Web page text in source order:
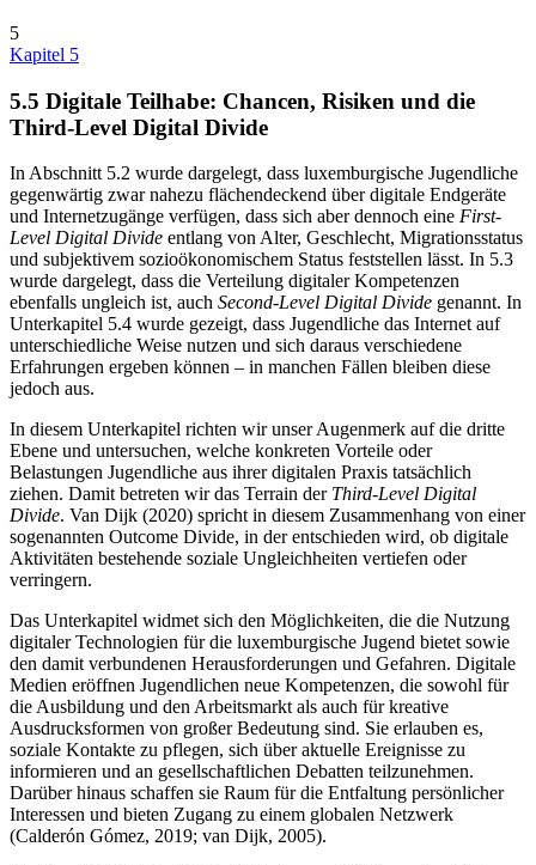
5
Kapitel 5
5.5 Digitale Teilhabe: Chancen, Risiken und die
Third‑Level Digital Divide
In Abschnitt 5.2 wurde dargelegt, dass luxemburgische Jugendliche
gegenwärtig zwar nahezu flächendeckend über digitale Endgeräte
und Internetzugänge verfügen, dass sich aber dennoch eine First-
Level Digital Divide entlang von Alter, Geschlecht, Migrationsstatus
und subjektivem sozioökonomischem Status feststellen lässt. In 5.3
wurde dargelegt, dass die Verteilung digitaler Kompetenzen
ebenfalls ungleich ist, auch Second-Level Digital Divide genannt. In
Unterkapitel 5.4 wurde gezeigt, dass Jugendliche das Internet auf
unterschiedliche Weise nutzen und sich daraus verschiedene
Erfahrungen ergeben können – in manchen Fällen bleiben diese
jedoch aus.
In diesem Unterkapitel richten wir unser Augenmerk auf die dritte
Ebene und untersuchen, welche konkreten Vorteile oder
Belastungen Jugendliche aus ihrer digitalen Praxis tatsächlich
ziehen. Damit betreten wir das Terrain der Third-Level Digital
Divide. Van Dijk (2020) spricht in diesem Zusammenhang von einer
sogenannten Outcome Divide, in der entschieden wird, ob digitale
Aktivitäten bestehende soziale Ungleichheiten vertiefen oder
verringern.
Das Unterkapitel widmet sich den Möglichkeiten, die die Nutzung
digitaler Technologien für die luxemburgische Jugend bietet sowie
den damit verbundenen Herausforderungen und Gefahren. Digitale
Medien eröffnen Jugendlichen neue Kompetenzen, die sowohl für
die Ausbildung und den Arbeitsmarkt als auch für kreative
Ausdrucksformen von großer Bedeutung sind. Sie erlauben es,
soziale Kontakte zu pflegen, sich über aktuelle Ereignisse zu
informieren und an gesellschaftlichen Debatten teilzunehmen.
Darüber hinaus schaffen sie Raum für die Entfaltung persönlicher
Interessen und bieten Zugang zu einem globalen Netzwerk
(Calderón Gómez, 2019; van Dijk, 2005).